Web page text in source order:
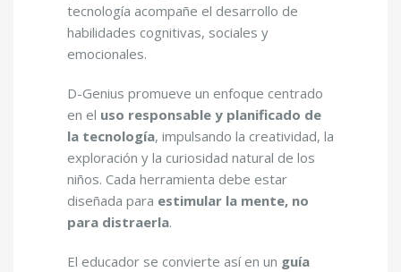
tecnología acompañe el desarrollo de
habilidades cognitivas, sociales y
emocionales.
D-Genius promueve un enfoque centrado
en el uso responsable y planificado de
la tecnología, impulsando la creatividad, la
exploración y la curiosidad natural de los
niños. Cada herramienta debe estar
diseñada para estimular la mente, no
para distraerla.
El educador se convierte así en un guía